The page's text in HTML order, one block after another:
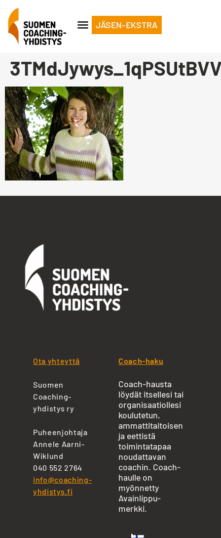
JÄSEN-EKSTRA
Ota yhteyttä
Suomen
Coaching-
yhdistys ry
Puheenjohtaja
Annele Aarni-
Wiklund
040 552 2764
info@coaching-
yhdistys.fi
Coach-haku
Coach-hausta
löydät itsellesi tai
organisaatiollesi
koulutetun,
ammattitaitoisen
ja eettistä
toimintatapaa
noudattavan
coachin. Coach-
haulle on
myönnetty
Avainlippu-
merkki.